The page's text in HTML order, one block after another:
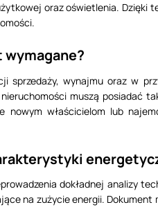
oraz oświetlenia. Dzięki
sprzedaży, wynajmu oraz w
muszą posiadać
nowym właścicielom lub
dokładnej analizy
na zużycie energii. Dokument